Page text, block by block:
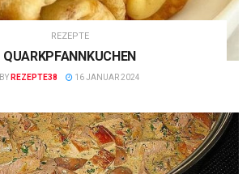
REZEPTE
QUARKPFANNKUCHEN
BY REZEPTE38 16 JANUAR 2024